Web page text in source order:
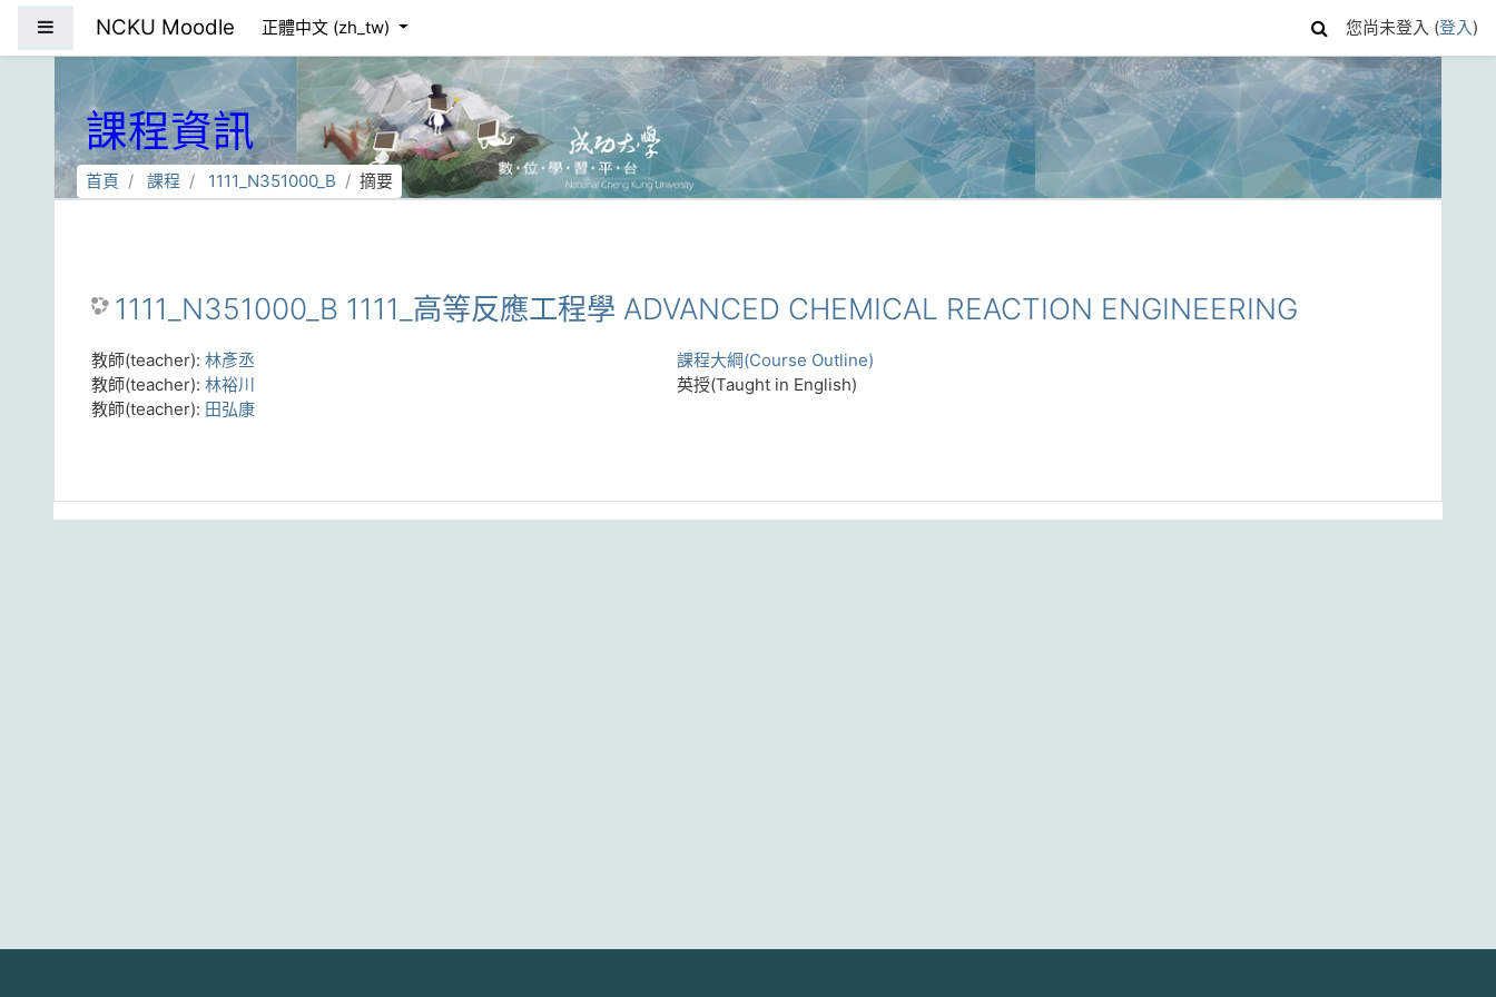
NCKU Moodle 正體中文 ‎(zh_tw)‎ 您尚未登入 (登入)
課程資訊
首頁 課程 1111_N351000_B 摘要
1111_N351000_B 1111_高等反應工程學 ADVANCED CHEMICAL REACTION ENGINEERING
課程大綱(Course Outline)
英授(Taught in English)
教師(teacher): 林彥丞
教師(teacher): 林裕川
教師(teacher): 田弘康